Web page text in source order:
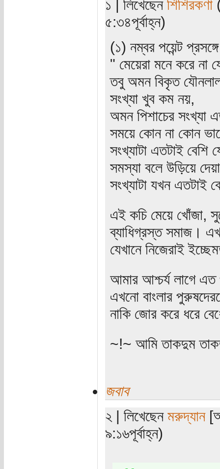
১ | লিখেছেন শিশিরকণা
৫:৩৪পূর্বাহ্ন)
(১) নম্বর পয়েন্ট
" মেয়েরা মনে করে
তবু অমন বিকৃত
সংখ্যা খুব কম নয়,
অমন পিশাচের সংখ্যা
সময়ে কোন না কোন
সংখ্যাটা এতটাই বেশি
সমস্যা বলে উড়িয়ে
সংখ্যাটা যখন এতটাই
এই কচি মেয়ে খোঁজা,
ব্যাধিগ্রস্ত সমাজ।
যেখানে নিজেরাই
আমার আশ্চর্য লাগে এত
এখনো বাংলার
নাকি জোর করে ধরে
~!~ আমি তাকদুম
জবাব
২ | লিখেছেন মরুদ্যান
৯:১৬পূর্বাহ্ন)